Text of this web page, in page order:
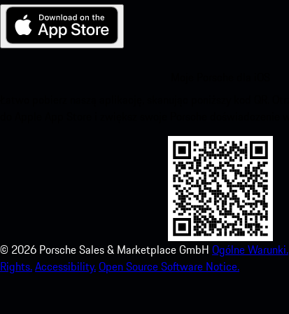
© 2026 Porsche Sales & Marketplace GmbH Ogólne Warunki.
Rights.Accessibility.Open Source Software Notice.